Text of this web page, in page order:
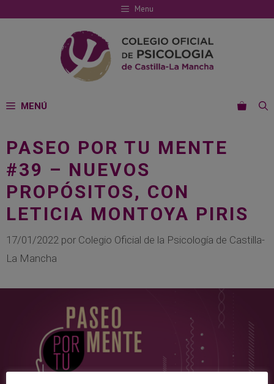
al
Menu
MENÚ
PASEO POR TU MENTE
#39 – NUEVOS
PROPÓSITOS, CON
LETICIA MONTOYA PIRIS
17/01/2022 por Colegio Oficial de la Psicología de Castilla-
La Mancha